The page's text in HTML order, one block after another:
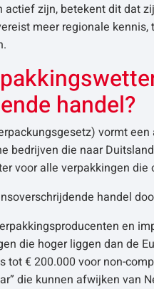
actief zijn, betekent dit dat
meer regionale
handel?
vormt
bedrijven die naar
voor alle verpakkingen die
handel
en
die hoger liggen dan de
tot € 200.000 voor non-
die kunnen afwijken van